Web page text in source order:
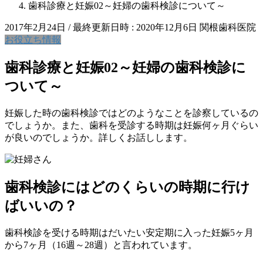
歯科診療と妊娠02～妊婦の歯科検診について～
2017年2月24日 / 最終更新日時 : 2020年12月6日 関根歯科医院
お役立ち情報
歯科診療と妊娠02～妊婦の歯科検診に
ついて～
妊娠した時の歯科検診ではどのようなことを診察しているの
でしょうか。また、歯科を受診する時期は妊娠何ヶ月ぐらい
が良いのでしょうか。詳しくお話しします。
歯科検診にはどのくらいの時期に行け
ばいいの？
歯科検診を受ける時期はだいたい安定期に入った妊娠5ヶ月
から7ヶ月（16週～28週）と言われています。